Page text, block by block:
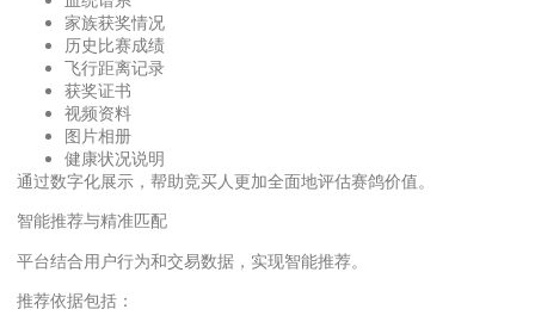
家族获奖情况
历史比赛成绩
飞行距离记录
获奖证书
视频资料
图片相册
健康状况说明
通过数字化展示，帮助竞买人更加全面地评估赛鸽价值。
智能推荐与精准匹配
平台结合用户行为和交易数据，实现智能推荐。
推荐依据包括：